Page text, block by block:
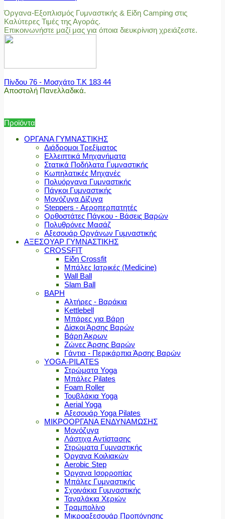
Όργανα-Εξοπλισμός Γυμναστικής & Είδη Camping στις
Καλύτερες Τιμές της Αγοράς.
Επικοινωνήστε μαζί μας για όποια διευκρίνιση χρειάζεστε.
Πίνδου 76 - Μοσχάτο Τ.Κ 183 44
Αποστολή Πανελλαδικά.
Προϊόντα
ΟΡΓΑΝΑ ΓΥΜΝΑΣΤΙΚΗΣ
Διάδρομοι Τρεξίματος
Ελλειπτικά Μηχανήματα
Στατικά Ποδήλατα Γυμναστικής
Κωπηλατικές Μηχανές
Πολυόργανα Γυμναστικής
Πάγκοι Γυμναστικής
Μονόζυγα Δίζυγα
Steppers - Αεροπερπατητές
Ορθοστάτες Πάγκου - Βάσεις Βαρών
Πολυθρόνες Μασάζ
Αξεσουάρ Οργάνων Γυμναστικής
ΑΞΕΣΟΥΑΡ ΓΥΜΝΑΣΤΙΚΗΣ
CROSSFIT
Είδη Crossfit
Μπάλες Ιατρικές (Medicine)
Wall Ball
Slam Ball
ΒΑΡΗ
Αλτήρες - Βαράκια
Kettlebell
Μπάρες για Βάρη
Δίσκοι Άρσης Βαρών
Βάρη Άκρων
Ζώνες Άρσης Βαρών
Γάντια - Περικάρπια Άρσης Βαρών
YOGA-PILATES
Στρώματα Yoga
Μπάλες Pilates
Foam Roller
Τουβλάκια Yoga
Aerial Yoga
Αξεσουάρ Yoga Pilates
ΜΙΚΡΟΟΡΓΑΝΑ ΕΝΔΥΝΑΜΩΣΗΣ
Μονόζυγα
Λάστιχα Αντίστασης
Στρώματα Γυμναστικής
Όργανα Κοιλιακών
Aerobic Step
Όργανα Ισορροπίας
Μπάλες Γυμναστικής
Σχοινάκια Γυμναστικής
Ταναλάκια Χεριών
Τραμπολίνο
Μικροαξεσουάρ Προπόνησης